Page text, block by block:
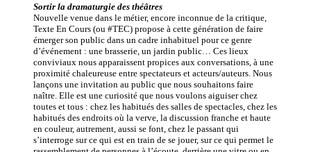
Sortir la dramaturgie des théâtres
Nouvelle venue dans le métier, encore inconnue de la critique,
Texte En Cours (ou #TEC) propose à cette génération de faire
émerger son public dans un cadre inhabituel pour ce genre
d’événement : une brasserie, un jardin public… Ces lieux
conviviaux nous apparaissent propices aux conversations, à une
proximité chaleureuse entre spectateurs et acteurs/auteurs. Nous
lançons une invitation au public que nous souhaitons faire
naître. Elle est une curiosité que nous voulons aiguiser chez
toutes et tous : chez les habitués des salles de spectacles, chez les
habitués des endroits où la verve, la discussion franche et haute
en couleur, autrement, aussi se font, chez le passant qui
s’interroge sur ce qui est en train de se jouer, sur ce qui permet le